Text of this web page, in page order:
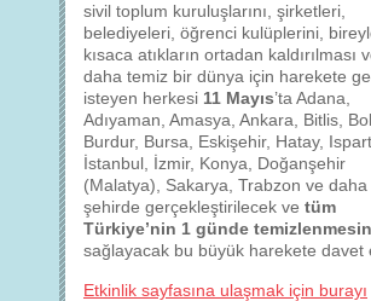
sivil toplum kuruluşlarını, şirketleri,
belediyeleri, öğrenci kulüplerini,
kısaca atıkların ortadan kaldırılması
daha temiz bir dünya için harekete
isteyen herkesi 11 Mayıs’ta Adana,
Adıyaman, Amasya, Ankara, Bitlis,
Burdur, Bursa, Eskişehir, Hatay,
İstanbul, İzmir, Konya, Doğanşehir
(Malatya), Sakarya, Trabzon ve
şehirde gerçekleştirilecek ve tüm
Türkiye’nin 1 günde
sağlayacak bu büyük harekete davet
Etkinlik sayfasına ulaşmak için burayı